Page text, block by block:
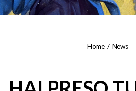
Home News